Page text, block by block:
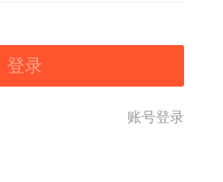
登录
账号登录